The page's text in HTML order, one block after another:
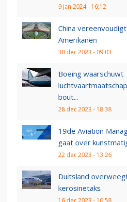
9 jan 2024 - 16:12
China
Amerikanen
30 dec 2023 - 09:03
Boeing waarschuwt
bout...
28 dec 2023 - 18:38
19de Aviation
gaat over
22 dec 2023 - 13:26
Duitsland
kerosinetaks